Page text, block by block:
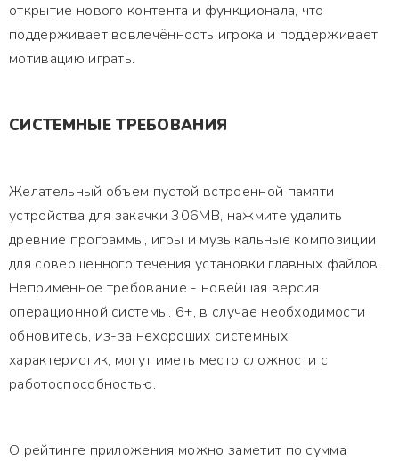
открытие нового контента и функционала, что
поддерживает вовлечённость игрока и поддерживает
мотивацию играть.
СИСТЕМНЫЕ ТРЕБОВАНИЯ
Желательный объем пустой встроенной памяти
устройства для закачки 306MB, нажмите удалить
древние программы, игры и музыкальные композиции
для совершенного течения установки главных файлов.
Неприменное требование - новейшая версия
операционной системы. 6+, в случае необходимости
обновитесь, из-за нехороших системных
характеристик, могут иметь место сложности с
работоспособностью.
О рейтинге приложения можно заметит по сумма